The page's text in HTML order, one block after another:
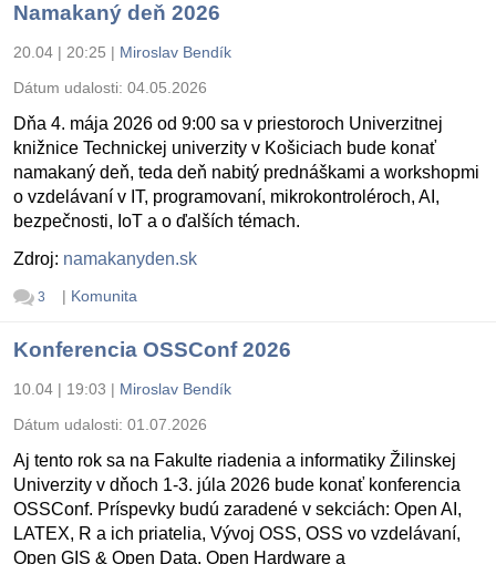
Namakaný deň 2026
20.04 | 20:25 | Miroslav Bendík
Dátum udalosti: 04.05.2026
Dňa 4. mája 2026 od 9:00 sa v priestoroch Univerzitnej
knižnice Technickej univerzity v Košiciach bude konať
namakaný deň, teda deň nabitý prednáškami a workshopmi
o vzdelávaní v IT, programovaní, mikrokontroléroch, AI,
bezpečnosti, IoT a o ďalších témach.
Zdroj: namakanyden.sk
3 | Komunita
Konferencia OSSConf 2026
10.04 | 19:03 | Miroslav Bendík
Dátum udalosti: 01.07.2026
Aj tento rok sa na Fakulte riadenia a informatiky Žilinskej
Univerzity v dňoch 1-3. júla 2026 bude konať konferencia
OSSConf. Príspevky budú zaradené v sekciách: Open AI,
LATEX, R a ich priatelia, Vývoj OSS, OSS vo vzdelávaní,
Open GIS & Open Data, Open Hardware a